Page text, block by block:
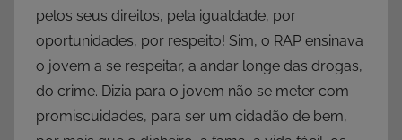
pelos seus direitos, pela igualdade, por
oportunidades, por respeito! Sim, o RAP ensinava
o jovem a se respeitar, a andar longe das drogas,
do crime. Dizia para o jovem não se meter com
promiscuidades, para ser um cidadão de bem,